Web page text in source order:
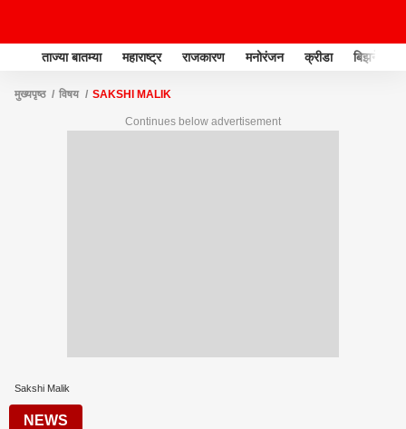
ताज्या बातम्या महाराष्ट्र राजकारण मनोरंजन क्रीडा बिझनेस
मुख्यपृष्ठ विषय SAKSHI MALIK
Continues below advertisement
Sakshi Malik
NEWS